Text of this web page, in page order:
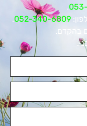
.
052-340-6809
.
בהקדם.